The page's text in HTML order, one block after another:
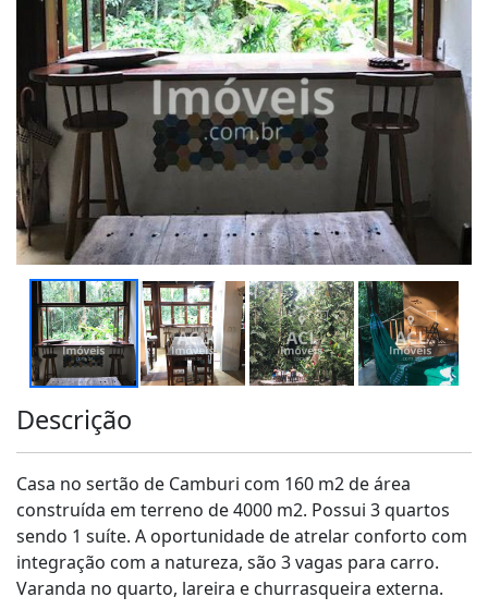
Descrição
Casa no sertão de Camburi com 160 m2 de área
construída em terreno de 4000 m2. Possui 3 quartos
sendo 1 suíte. A oportunidade de atrelar conforto com
integração com a natureza, são 3 vagas para carro.
Varanda no quarto, lareira e churrasqueira externa.